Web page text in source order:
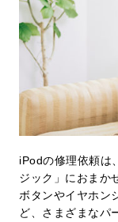
iPodの修理依頼は
ジック」におまか
ボタンやイヤホン
ど、さまざまなパ